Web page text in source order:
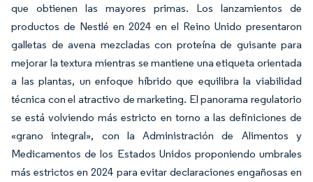
que obtienen las mayores primas. Los lanzamientos de
productos de Nestlé en 2024 en el Reino Unido presentaron
galletas de avena mezcladas con proteína de guisante para
mejorar la textura mientras se mantiene una etiqueta orientada
a las plantas, un enfoque híbrido que equilibra la viabilidad
técnica con el atractivo de marketing. El panorama regulatorio
se está volviendo más estricto en torno a las definiciones de
«grano integral», con la Administración de Alimentos y
Medicamentos de los Estados Unidos proponiendo umbrales
más estrictos en 2024 para evitar declaraciones engañosas en